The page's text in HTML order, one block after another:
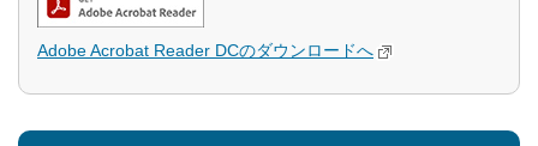
Adobe Acrobat Reader DCのダウンロードへ